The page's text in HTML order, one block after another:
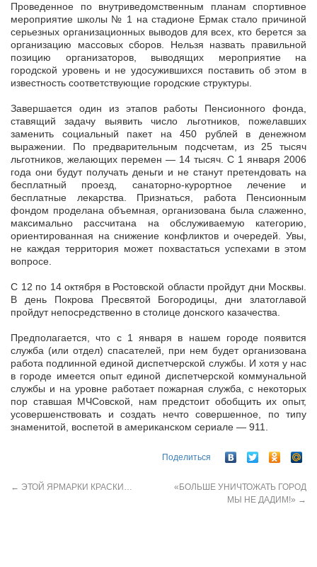
Проведенное по внутриведомственным планам спортивное
мероприятие школы № 1 на стадионе Ермак стало причиной
серьезных организационных выводов для всех, кто берется за
организацию массовых сборов. Нельзя назвать правильной
позицию организаторов, выводящих мероприятие на
городской уровень и не удосужившихся поставить об этом в
известность cоответствующие городские структуры.
Завершается один из этапов работы Пенсионного фонда,
ставящий задачу выявить число льготников, пожелавших
заменить социальный пакет на 450 рублей в денежном
выражении. По предварительным подсчетам, из 25 тысяч
льготников, желающих перемен — 14 тысяч. С 1 января 2006
года они будут получать деньги и не станут претендовать на
бесплатный проезд, санаторно-курортное лечение и
бесплатные лекарства. Признаться, работа Пенсионным
фондом проделана объемная, организована была слаженно,
максимально рассчитана на обслуживаемую категорию,
ориентированная на снижение конфликтов и очередей. Увы,
не каждая территория может похвастаться успехами в этом
вопросе.
С 12 по 14 октября в Ростовской области пройдут дни Москвы.
В день Покрова Пресвятой Богородицы, дни златоглавой
пройдут непосредственно в столице донского казачества.
Предполагается, что с 1 января в нашем городе появится
служба (или отдел) спасателей, при нем будет организована
работа подлинной единой диспетчерской службы. И хотя у нас
в городе имеется опыт единой диспетчерской коммунальной
службы и на уровне работает пожарная служба, с некоторых
пор ставшая МЧСовской, нам предстоит обобщить их опыт,
усовершенствовать и создать нечто совершенное, по типу
знаменитой, воспетой в американском сериале — 911.
Поделиться
← ЭТОЙ ЯРМАРКИ КРАСКИ…
«БОЛЬШЕ УНИЧТОЖАТЬ ГОРОД
МЫ НЕ ДАДИМ!» →